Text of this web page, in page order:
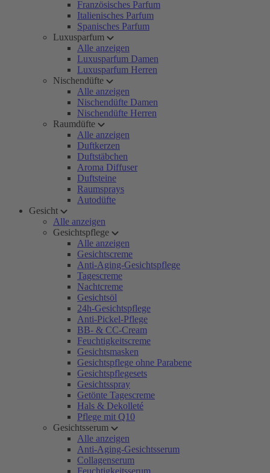
Französisches Parfum
Italienisches Parfum
Spanisches Parfum
Luxusparfum
Alle anzeigen
Luxusparfum Damen
Luxusparfum Herren
Nischendüfte
Alle anzeigen
Nischendüfte Damen
Nischendüfte Herren
Raumdüfte
Alle anzeigen
Duftkerzen
Duftstäbchen
Aroma Diffuser
Duftsteine
Raumsprays
Autodüfte
Gesicht
Alle anzeigen
Gesichtspflege
Alle anzeigen
Gesichtscreme
Anti-Aging-Gesichtspflege
Tagescreme
Nachtcreme
Gesichtsöl
24h-Gesichtspflege
Anti-Pickel-Pflege
BB- & CC-Cream
Feuchtigkeitscreme
Gesichtsmasken
Gesichtspflege ohne Parabene
Gesichtspflegesets
Gesichtsspray
Getönte Tagescreme
Hals & Dekolleté
Pflege mit Q10
Gesichtsserum
Alle anzeigen
Anti-Aging-Gesichtsserum
Collagenserum
Feuchtigkeitsserum